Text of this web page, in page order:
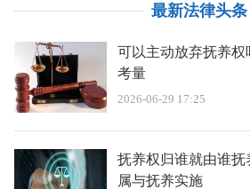
最新法律头条
可以主动放弃抚养
考量
2026-06-29 17:25
抚养权归谁就由谁
属与抚养实施